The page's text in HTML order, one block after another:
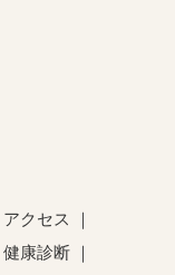
アクセス
健康診断